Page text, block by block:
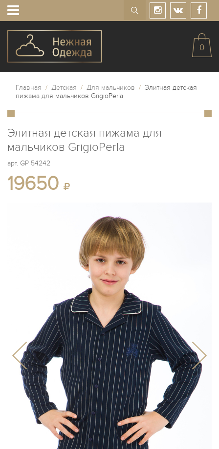
0
Главная / Детская / Для мальчиков / Элитная детская
пижама для мальчиков GrigioPerla
Элитная детская пижама для
мальчиков GrigioPerla
арт. GP 54242
19650